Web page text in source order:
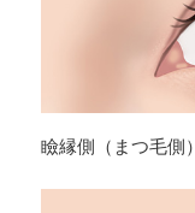
瞼縁側（まつ毛側